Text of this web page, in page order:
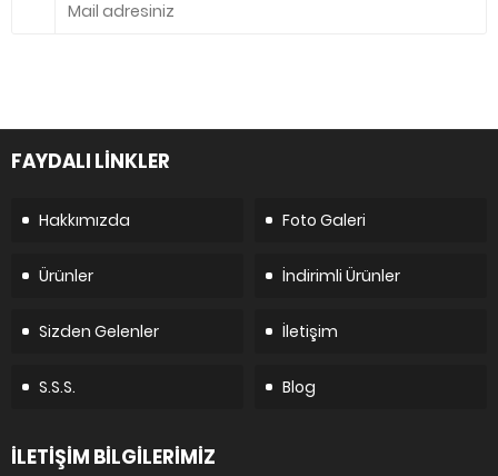
FAYDALI LİNKLER
Hakkımızda Foto Galeri
Ürünler İndirimli Ürünler
Sizden Gelenler İletişim
S.S.S. Blog
İLETİŞİM BİLGİLERİMİZ